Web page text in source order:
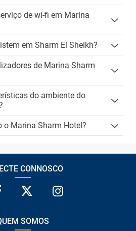
de wi-fi em Marina
em Sharm El Sheikh?
de Marina Sharm
do ambiente do
o Marina Sharm Hotel?
CONNOSCO
SOMOS